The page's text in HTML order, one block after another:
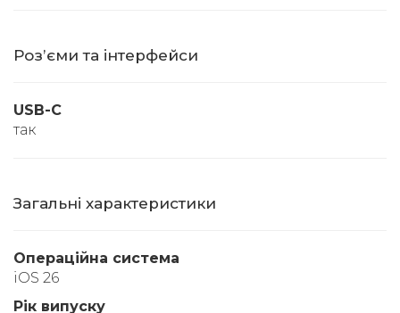
Розʼєми та інтерфейси
USB-C
так
Загальні характеристики
Операційна система
iOS 26
Рік випуску